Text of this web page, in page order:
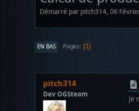
Démarré par pitch314, 06
EN BAS Pages 1
pitch314
Dev OGSteam
Je